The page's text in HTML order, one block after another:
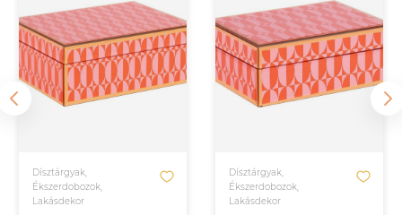
Dísztárgyak,
Ékszerdobozok,
Lakásdekor
Dísztárgyak,
Ékszerdobozok,
Lakásdekor